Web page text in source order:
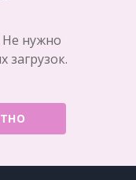
Не нужно
загрузок.